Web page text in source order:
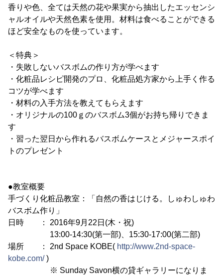
香りや色、全ては天然の花や果実から抽出したエッセンシ
ャルオイルや天然色素を使用。材料は食べることができる
ほど安全なものを使っています。
＜特典＞
・失敗しないバスボムの作り方が学べます
・化粧品レシピ開発のプロ、化粧品処方家から上手く作る
コツが学べます
・材料の入手方法を教えてもらえます
・オリジナルの100ｇのバスボム3個がお持ち帰りできま
す
・習った翌日から作れるバスボムケースとメジャースポイ
トのプレゼント
●教室概要
手づくり化粧品教室：「自然の香はじける。しゅわしゅわ
バスボム作り」
日時 ： 2016年9月22日(木・祝)
13:00-14:30(第一部)、15:30-17:00(第二部)
場所 ： 2nd Space KOBE( http://www.2nd-space-
kobe.com/)
※ Sunday Savon横の貸ギャラリーになりま